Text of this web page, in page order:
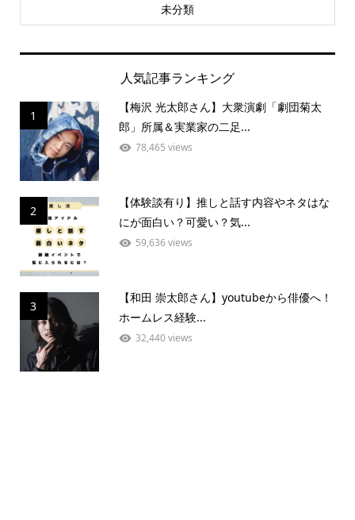
未分類
人気記事ランキング
1
【梅沢 光太郎さん】大衆演劇「劇団菊太
郎」所属＆実業家の二足...
78,465 views
2
【体験談有り】推しと話す内容やネタはな
にが面白い？可愛い？気...
59,636 views
3
【和田 崇太郎さん】youtubeから俳優へ！
ホームレス経験...
32,440 views